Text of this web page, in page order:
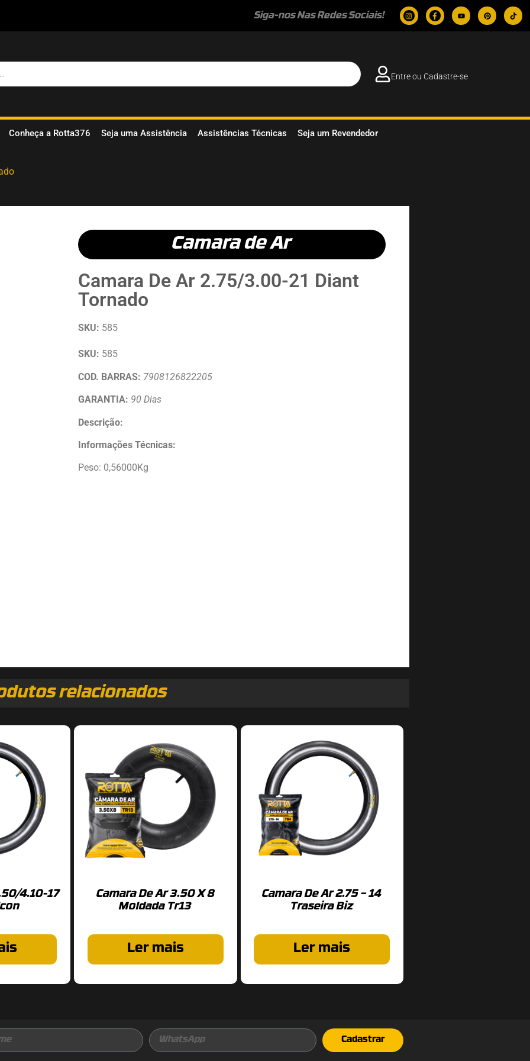
Siga-nos Nas Redes Sociais!
Entre ou Cadastre-se
Conheça a Rotta376 Seja uma Assistência Assistências Técnicas Seja um Revendedor
Camara de Ar
Camara De Ar 2.75/3.00-21 Diant
Tornado
SKU: 585
SKU: 585
COD. BARRAS: 7908126822205
GARANTIA: 90 Dias
Descrição:
Informações Técnicas:
Peso: 0,56000Kg
relacionados
4.10-17
Camara De Ar 3.50 X 8
Moldada Tr13
Ler mais
Camara De Ar 2.75 – 14
Traseira Biz
Ler mais
Cadastrar